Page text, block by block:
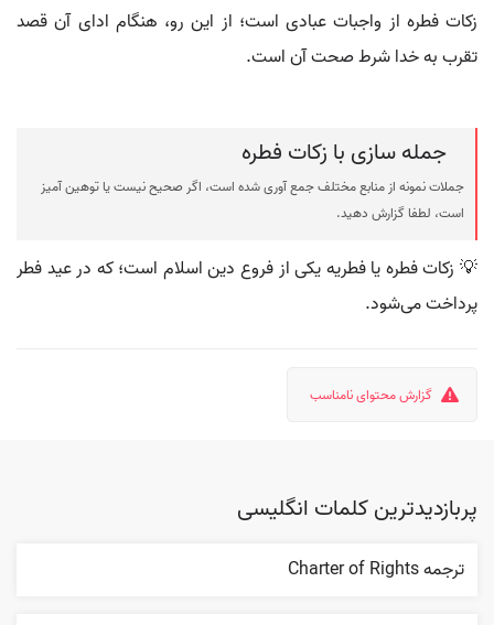
زکات فطره از واجبات عبادی است؛ از این رو، هنگام ادای آن قصد
تقرب به خدا شرط صحت آن است.
جمله سازی با زکات فطره
جملات نمونه از منابع مختلف جمع آوری شده است، اگر صحیح نیست یا توهین آمیز
است، لطفا گزارش دهید.
💡 زکات فطره یا فطریه یکی از فروع دین اسلام است؛ که در عید فطر
پرداخت می‌شود.
گزارش محتوای نامناسب
پربازدیدترین کلمات انگلیسی
ترجمه Charter of Rights